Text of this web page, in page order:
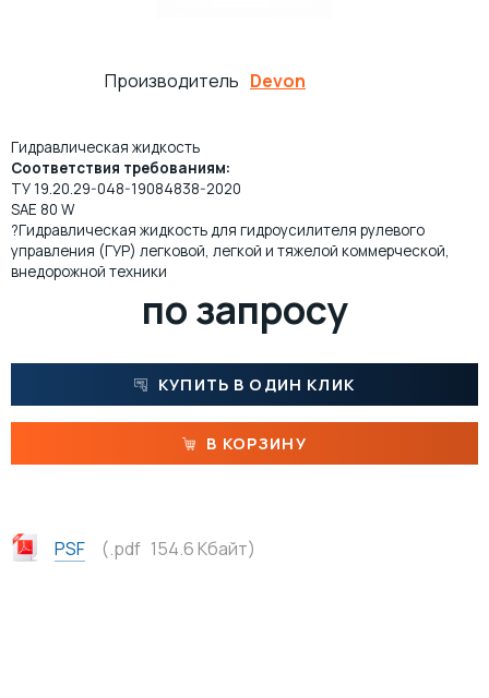
Производитель Devon
Гидравлическая жидкость
Соответствия требованиям:
ТУ 19.20.29-048-19084838-2020
SAE 80 W
?Гидравлическая жидкость для гидроусилителя рулевого
управления (ГУР) легковой, легкой и тяжелой коммерческой,
внедорожной техники
по запросу
КУПИТЬ В ОДИН КЛИК
В КОРЗИНУ
PSF (.pdf 154.6 Кбайт)
МАСЛА ДЛЯ НАПРАВЛЯЮЩИХ СКОЛЬЖЕНИЯ
СПЕЦИАЛЬНЫЕ МАСЛА
МАСЛА ОБЩЕГО НАЗНАЧЕНИЯ (БАЗОВЫЕ)
ТЕХНОЛОГИЧЕСКИЕ СМАЗКИ
ЖЕЛЕЗНОДОРОЖНЫЕ СМАЗКИ
АНТИФРИКЦИОННЫЕ СМАЗКИ
ОЧИСТИТЕЛИ